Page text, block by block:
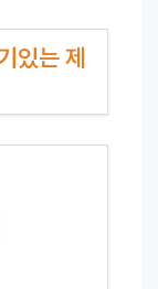
있는 제